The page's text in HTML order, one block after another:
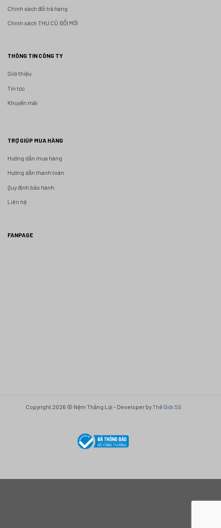
Chính sách đổi trả hàng
Chính sách THU CŨ ĐỔI MỚI
THÔNG TIN CÔNG TY
Giới thiệu
Tin tức
Khuyến mãi
TRỢ GIÚP MUA HÀNG
Hướng dẫn mua hàng
Hướng dẫn thanh toán
Quy định bảo hành
Liên hệ
FANPAGE
Copyright 2026 © Nệm Thắng Lợi - Developer byThế Giới Số